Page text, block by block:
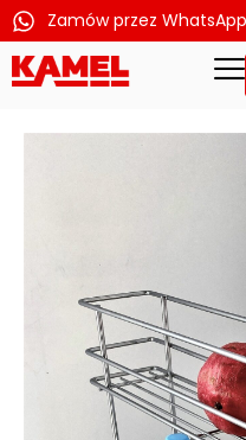
Przejdź
treści
Zamów przez